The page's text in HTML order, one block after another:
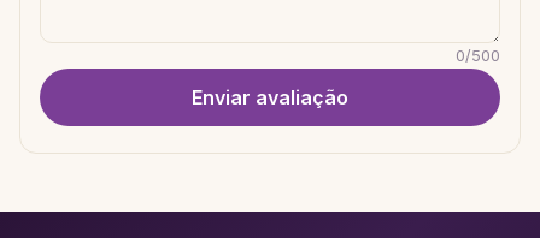
0/500
Enviar avaliação